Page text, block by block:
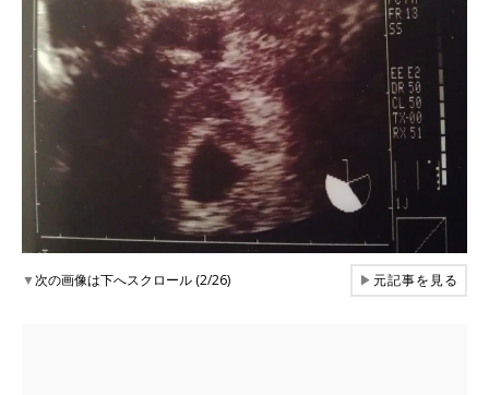
▼次の画像は下へスクロール (2/26) ▶元記事を見る